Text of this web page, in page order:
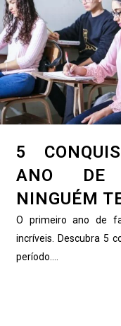
5
ANO DE
NINGUÉM
O primeiro ano de
incríveis. Descubra 5
período....